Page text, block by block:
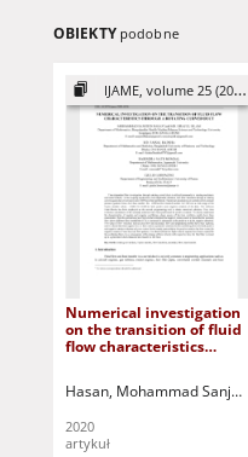
OBIEKTY podobne
IJAME, volume 25 (2020)
Numerical investigation
on the transition of fluid
flow characteristics
Hasan, Mohammad Sanjeed
2020
artykuł